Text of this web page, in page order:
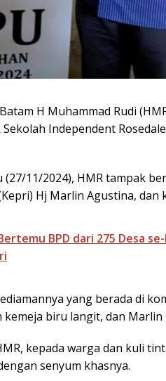
H Muhammad Rudi
Independent
(27/11/2024), HMR tampak
Hj Marlin Agustina, dan
BPD dari 275 Desa
yang berada di
kemeja biru langit, dan
kepada warga dan kuli
senyum khasnya.